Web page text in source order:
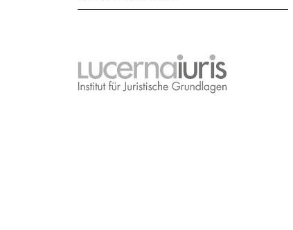
lucernaiuris
Institut